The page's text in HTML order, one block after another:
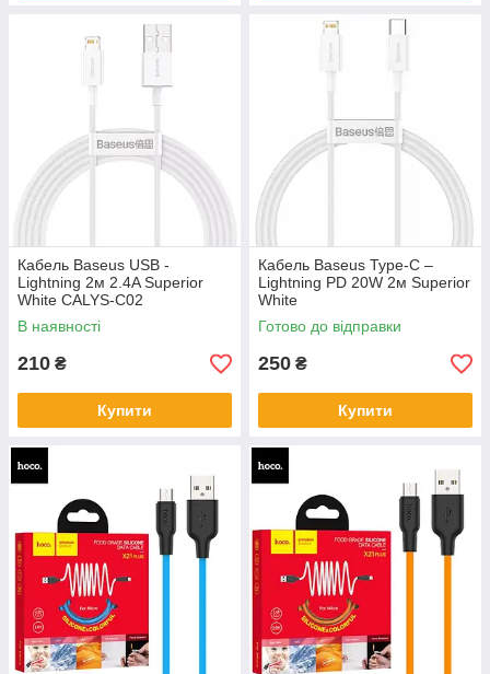
Кабель Baseus USB -
Lightning 2м 2.4A Superior
White CALYS-C02
В наявності
210 ₴
Купити
Кабель Baseus Type-C –
Lightning PD 20W 2м Superior
White
Готово до відправки
250 ₴
Купити